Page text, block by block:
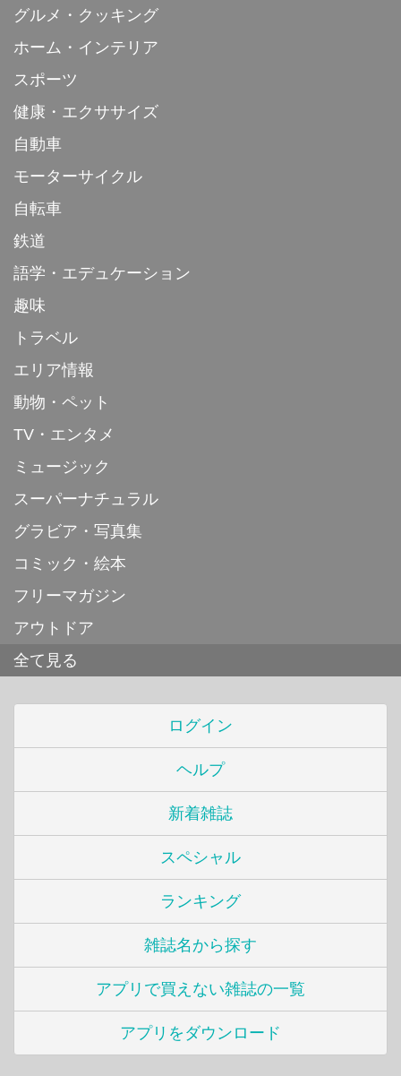
グルメ・クッキング
ホーム・インテリア
スポーツ
健康・エクササイズ
自動車
モーターサイクル
自転車
鉄道
語学・エデュケーション
趣味
トラベル
エリア情報
動物・ペット
TV・エンタメ
ミュージック
スーパーナチュラル
グラビア・写真集
コミック・絵本
フリーマガジン
アウトドア
全て見る
ログイン
ヘルプ
新着雑誌
スペシャル
ランキング
雑誌名から探す
アプリで買えない雑誌の一覧
アプリをダウンロード